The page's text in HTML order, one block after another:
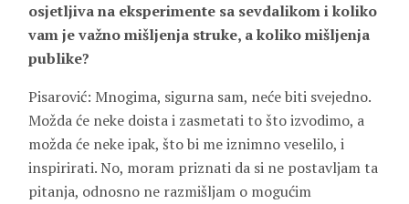
osjetljiva na eksperimente sa sevdalikom i koliko
vam je važno mišljenja struke, a koliko mišljenja
publike?
Pisarović: Mnogima, sigurna sam, neće biti svejedno.
Možda će neke doista i zasmetati to što izvodimo, a
možda će neke ipak, što bi me iznimno veselilo, i
inspirirati. No, moram priznati da si ne postavljam ta
pitanja, odnosno ne razmišljam o mogućim